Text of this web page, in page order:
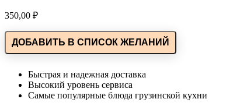
350,00 ₽
ДОБАВИТЬ В СПИСОК ЖЕЛАНИЙ
Быстрая и надежная доставка
Высокий уровень сервиса
Самые популярные блюда грузинской кухни